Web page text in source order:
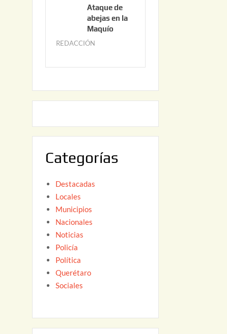
0
2
6
n
i
0
2
Ataque de
abejas en la
Maquío
REDACCIÓN
y
2
Categorías
Destacadas
Locales
Municipios
Nacionales
Noticias
Policía
Política
Querétaro
Sociales